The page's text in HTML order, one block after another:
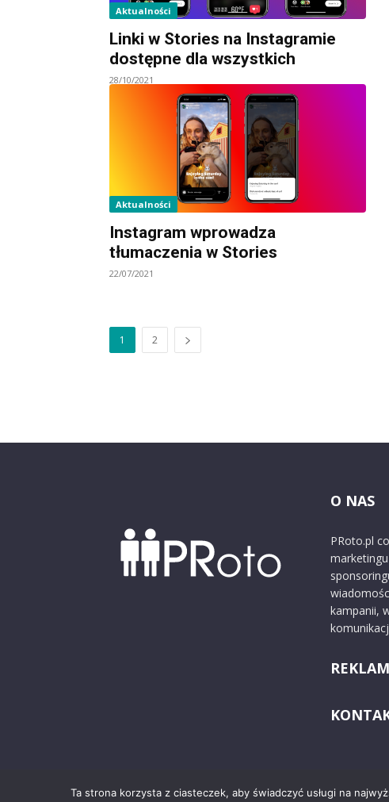
Aktualności
Linki w Stories na Instagramie
dostępne dla wszystkich
28/10/2021
Aktualności
Instagram wprowadza
tłumaczenia w Stories
22/07/2021
1 2
O NAS
PRoto.pl
kampanii,
Ta strona korzysta z ciasteczek, aby świadczyć usługi na